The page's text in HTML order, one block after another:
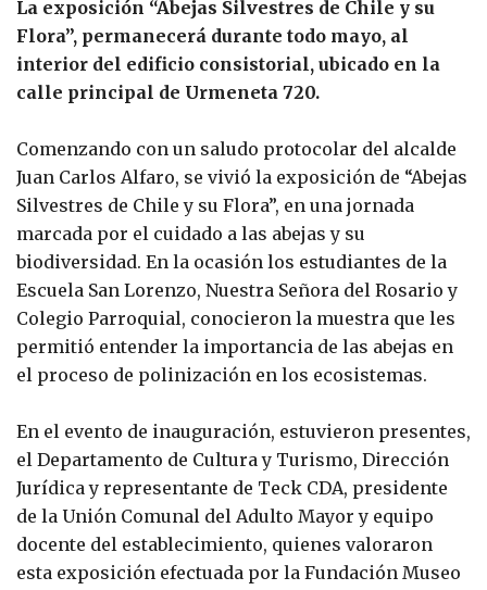
La exposición “Abejas Silvestres de Chile y su
Flora”, permanecerá durante todo mayo, al
interior del edificio consistorial, ubicado en la
calle principal de Urmeneta 720.
Comenzando con un saludo protocolar del alcalde
Juan Carlos Alfaro, se vivió la exposición de “Abejas
Silvestres de Chile y su Flora”, en una jornada
marcada por el cuidado a las abejas y su
biodiversidad. En la ocasión los estudiantes de la
Escuela San Lorenzo, Nuestra Señora del Rosario y
Colegio Parroquial, conocieron la muestra que les
permitió entender la importancia de las abejas en
el proceso de polinización en los ecosistemas.
En el evento de inauguración, estuvieron presentes,
el Departamento de Cultura y Turismo, Dirección
Jurídica y representante de Teck CDA, presidente
de la Unión Comunal del Adulto Mayor y equipo
docente del establecimiento, quienes valoraron
esta exposición efectuada por la Fundación Museo